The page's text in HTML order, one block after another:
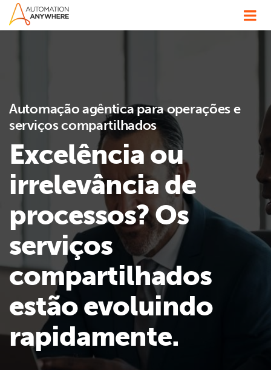
Automação agêntica para operações e
serviços compartilhados
Excelência ou
irrelevância de
processos? Os
serviços
compartilhados
estão evoluindo
rapidamente.